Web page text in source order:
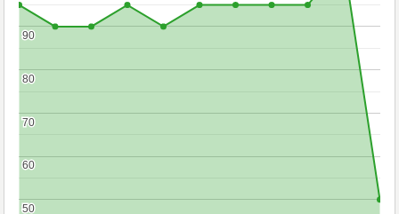
50
50
60
60
70
70
80
80
90
90